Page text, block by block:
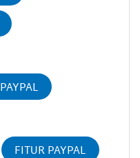
PAYPAL
FITUR PAYPAL